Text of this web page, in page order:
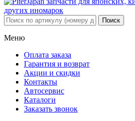
Меню
Оплата заказа
Гарантия и возврат
Акции и скидки
Контакты
Автосервис
Каталоги
Заказать звонок